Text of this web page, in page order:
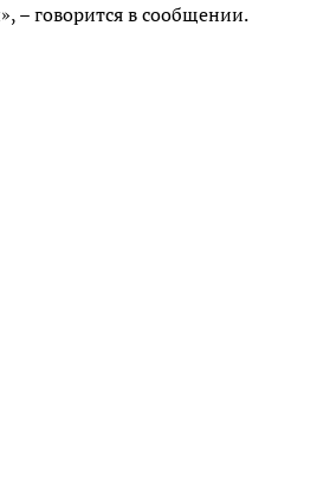
– говорится в сообщении.